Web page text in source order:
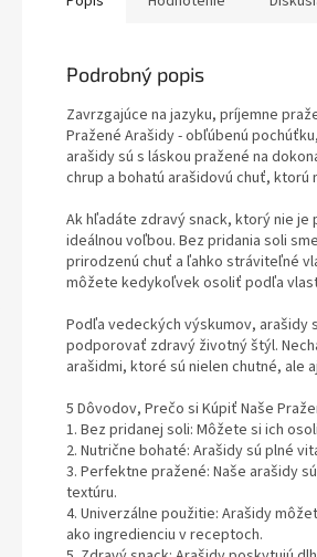
Podrobný popis
Zavrzgajúce na jazyku, príjemne
Pražené Arašidy - obľúbenú
arašidy sú s láskou pražené na
chrup a bohatú arašidovú chuť, ktorú
Ak hľadáte zdravý snack, ktorý nie je
ideálnou voľbou. Bez pridania soli
prirodzenú chuť a ľahko stráviteľné
môžete kedykoľvek osoliť podľa
Podľa vedeckých výskumov, arašidy
podporovať zdravý životný štýl.
arašidmi, ktoré sú nielen chutné, ale
5 Dôvodov, Prečo si Kúpiť Naše
1. Bez pridanej soli: Môžete si ich
2. Nutrične bohaté: Arašidy sú plné
3. Perfektne pražené: Naše arašidy
textúru.
4. Univerzálne použitie: Arašidy
ako ingredienciu v receptoch.